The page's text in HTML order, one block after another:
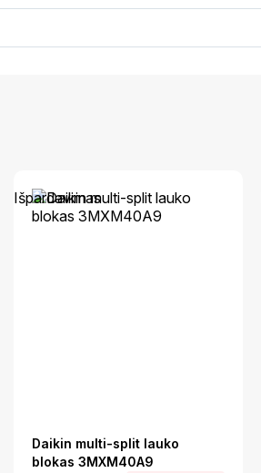
Išpardavimas
Daikin multi-split lauko
blokas 3MXM40A9